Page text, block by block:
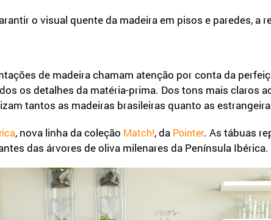
o visual quente da madeira em pisos e paredes, a
de madeira chamam atenção por conta da
os detalhes da matéria-prima. Dos tons mais claros
tantos as madeiras brasileiras quanto as
, nova linha da coleção Match!, da Pointer. As tábuas
das árvores de oliva milenares da Península Ibérica.